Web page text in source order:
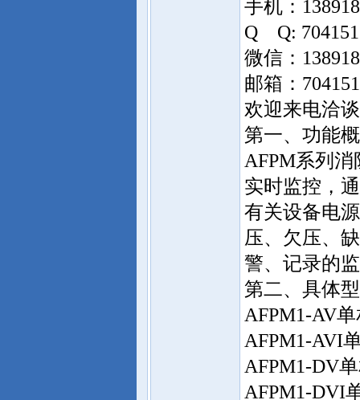
手机：
Q Q:
微信：
邮箱：
欢迎来电洽
第一、功能
AFPM系列
实时监控，
有关设备电
压、欠压、
警、记录的
第二、具体
AFPM1-AV
AFPM1-AVI
AFPM1-DV
AFPM1-DVI